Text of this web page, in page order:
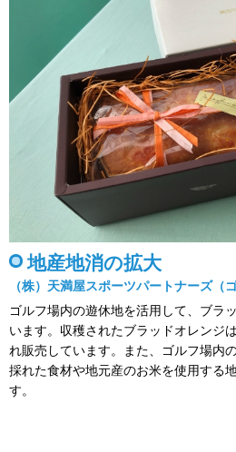
地産地消の拡大
（株）天満屋スポーツパートナーズ（
ゴルフ場内の遊休地を活用して、ブラ
います。収穫されたブラッドオレンジ
れ販売しています。また、ゴルフ場内
採れた食材や地元産のお米を使用する
す。